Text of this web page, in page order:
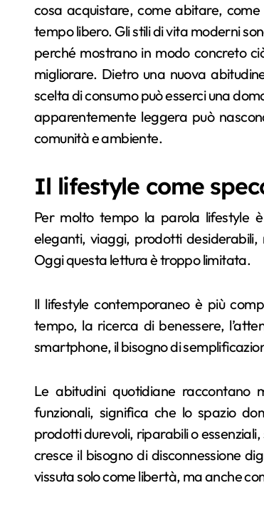
cosa acquistare, come abitare,
tempo libero. Gli stili di vita moderni
perché mostrano in modo concreto
migliorare. Dietro una nuova
scelta di consumo può esserci una
apparentemente leggera può
comunità e ambiente.
Il lifestyle come
Per molto tempo la parola lifestyle
eleganti, viaggi, prodotti
Oggi questa lettura è troppo limitata.
Il lifestyle contemporaneo è più
tempo, la ricerca di benessere,
smartphone, il bisogno di
Le abitudini quotidiane raccontano
funzionali, significa che lo spazio
prodotti durevoli, riparabili o
cresce il bisogno di disconnessione
vissuta solo come libertà, ma anche